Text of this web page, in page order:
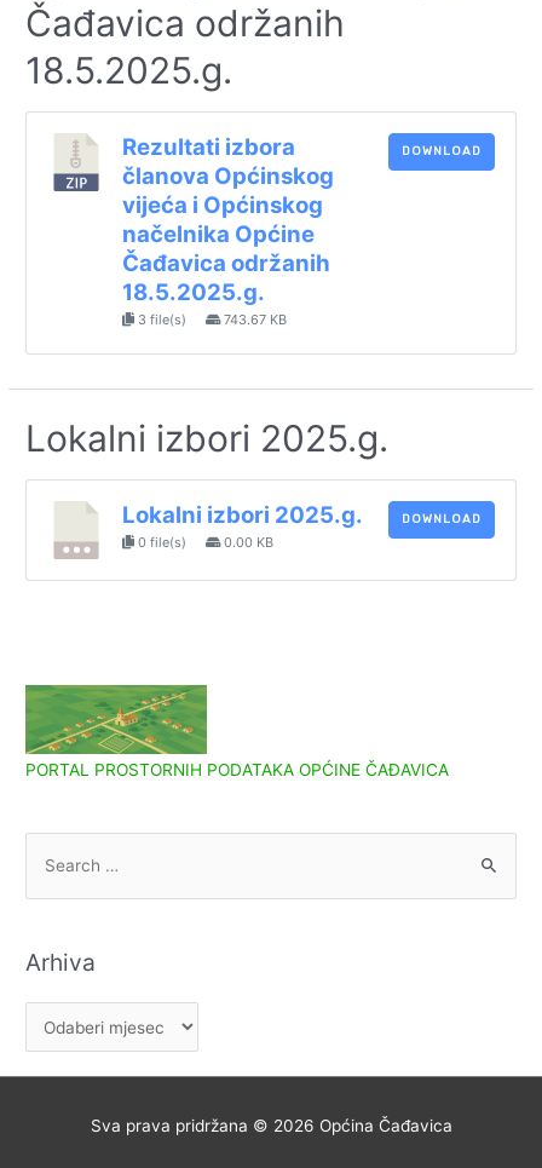
Čađavica održanih
18.5.2025.g.
Rezultati izbora
članova Općinskog
vijeća i Općinskog
načelnika Općine
Čađavica održanih
18.5.2025.g.
3 file(s) 743.67 KB
DOWNLOAD
Lokalni izbori 2025.g.
Lokalni izbori 2025.g.
0 file(s) 0.00 KB
DOWNLOAD
PORTAL PROSTORNIH PODATAKA OPĆINE ČAĐAVICA
o
Arhiva
r
h
Sva prava pridržana © 2026 Općina Čađavica